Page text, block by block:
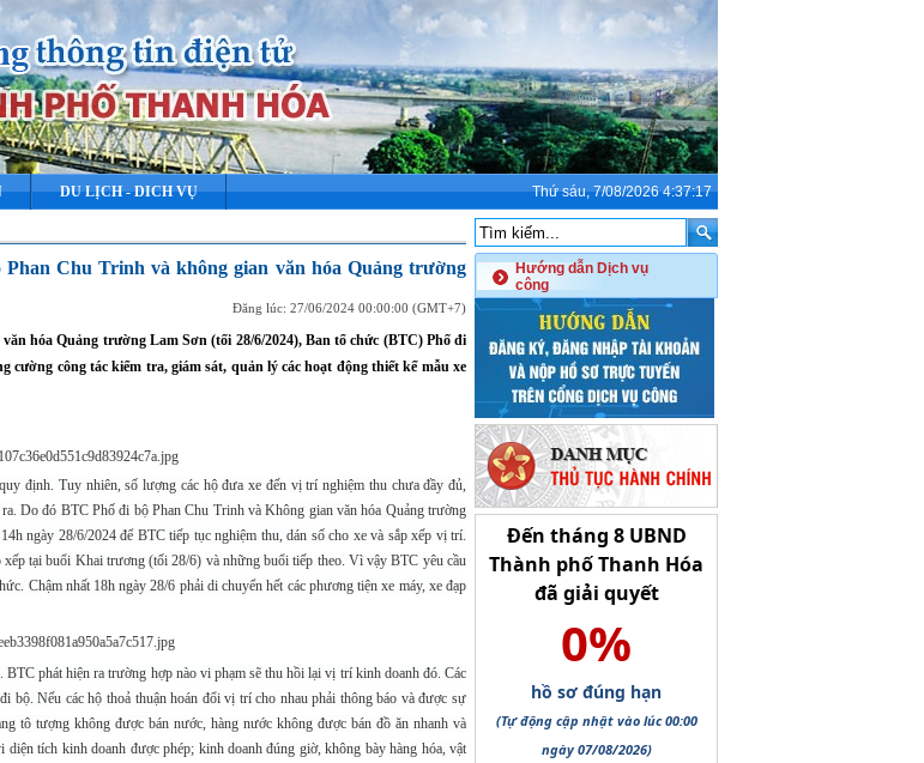
DU LỊCH - DICH VỤ Thứ sáu, 7/08/2026 4:37:17
Chu Trinh và không gian văn hóa Quảng trường
Đăng lúc: 27/06/2024 00:00:00 (GMT+7)
hóa Quảng trường Lam Sơn (tối 28/6/2024), Ban tổ chức (BTC) Phố đi
công tác kiểm tra, giám sát, quản lý các hoạt động thiết kế mẫu xe
định. Tuy nhiên, số lượng các hộ đưa xe đến vị trí nghiệm thu chưa đầy đủ,
Do đó BTC Phố đi bộ Phan Chu Trinh và Không gian văn hóa Quảng trường
ngày 28/6/2024 để BTC tiếp tục nghiệm thu, dán số cho xe và sắp xếp vị trí.
tại buổi Khai trương (tối 28/6) và những buổi tiếp theo. Vì vậy BTC yêu cầu
Chậm nhất 18h ngày 28/6 phải di chuyển hết các phương tiện xe máy, xe đạp
phát hiện ra trường hợp nào vi phạm sẽ thu hồi lại vị trí kinh doanh đó. Các
Nếu các hộ thoả thuận hoán đổi vị trí cho nhau phải thông báo và được sự
tô tượng không được bán nước, hàng nước không được bán đồ ăn nhanh và
tích kinh doanh được phép; kinh doanh đúng giờ, không bày hàng hóa, vật
Hướng dẫn Dịch vụ
công